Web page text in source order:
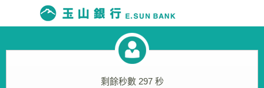
剩餘秒數 297秒